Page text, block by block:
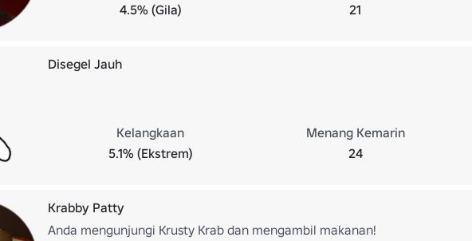
4.5% (Gila)
21
Disegel Jauh
Kelangkaan
5.1% (Ekstrem)
Menang Kemarin
24
Krabby Patty
Anda mengunjungi Krusty Krab dan mengambil makanan!